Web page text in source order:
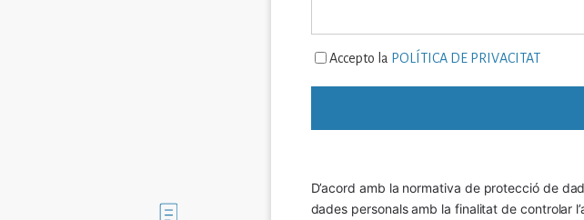
Imatge
Accepto la POLÍTICA DE PRIVACITAT
D’acord amb la normativa de protecció de
dades personals amb la finalitat de controlar